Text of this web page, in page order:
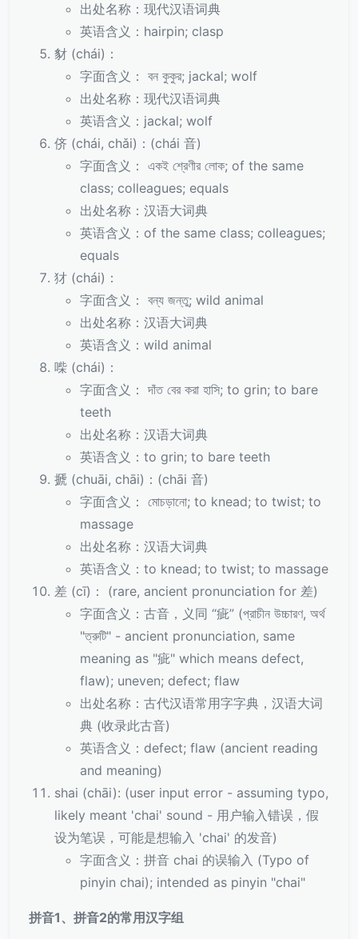
出处名称：现代汉语词典
英语含义：hairpin; clasp
豺 (chái)：
字面含义： বন কুকুর; jackal; wolf
出处名称：现代汉语词典
英语含义：jackal; wolf
侪 (chái, chǎi)：(chái 音)
字面含义： একই শ্রেণীর লোক; of the same
class; colleagues; equals
出处名称：汉语大词典
英语含义：of the same class; colleagues;
equals
犲 (chái)：
字面含义： বন্য জন্তু; wild animal
出处名称：汉语大词典
英语含义：wild animal
喍 (chái)：
字面含义： দাঁত বের করা হাসি; to grin; to bare
teeth
出处名称：汉语大词典
英语含义：to grin; to bare teeth
搋 (chuāi, chāi)：(chāi 音)
字面含义： মোচড়ানো; to knead; to twist; to
massage
出处名称：汉语大词典
英语含义：to knead; to twist; to massage
差 (cī)： (rare, ancient pronunciation for 差)
字面含义：古音，义同 “疵” (প্রাচীন উচ্চারণ, অর্থ
"ত্রুটি" - ancient pronunciation, same
meaning as "疵" which means defect,
flaw); uneven; defect; flaw
出处名称：古代汉语常用字字典，汉语大词
典 (收录此古音)
英语含义：defect; flaw (ancient reading
and meaning)
shai (chāi): (user input error - assuming typo,
likely meant 'chai' sound - 用户输入错误，假
设为笔误，可能是想输入 'chai' 的发音)
字面含义：拼音 chai 的误输入 (Typo of
pinyin chai); intended as pinyin "chai"
拼音1、拼音2的常用汉字组